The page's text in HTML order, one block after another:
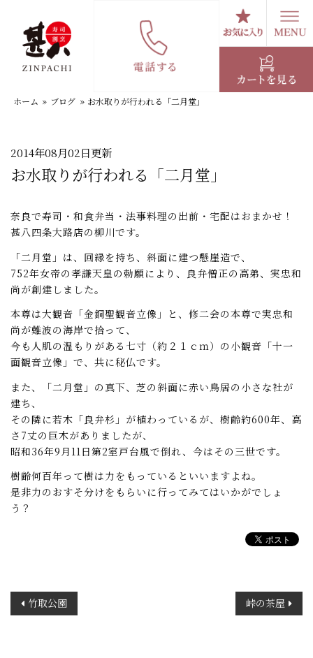
スタッフブログ
ホーム » ブログ » お水取りが行われる「二月堂」
2014年08月02日更新
お水取りが行われる「二月堂」
奈良で寿司・和食弁当・法事料理の出前・宅配はおまかせ！
甚八四条大路店の柳川です。
「二月堂」は、回縁を持ち、斜面に建つ懸崖造で、
752年女帝の孝謙天皇の勅願により、良弁僧正の高弟、実忠和
尚が創建しました。
本尊は大観音「金銅聖観音立像」と、修二会の本尊で実忠和
尚が難波の海岸で拾って、
今も人肌の温もりがある七寸（約２１ｃｍ）の小観音「十一
面観音立像」で、共に秘仏です。
また、「二月堂」の真下、芝の斜面に赤い鳥居の小さな社が
建ち、
その隣に若木「良弁杉」が植わっているが、樹齢約600年、高
さ7丈の巨木がありましたが、
昭和36年9月11日第2室戸台風で倒れ、今はその三世です。
樹齢何百年って樹は力をもっているといいますよね。
是非力のおすそ分けをもらいに行ってみてはいかがでしょ
う？
稿
竹取公園 峠の茶屋